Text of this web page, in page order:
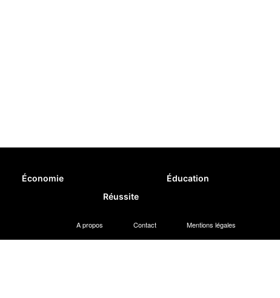
Économie Éducation
Réussite
A propos Contact Mentions légales